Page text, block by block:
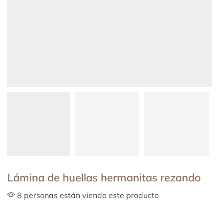
Lámina de huellas hermanitas rezando
8 personas están viendo este producto